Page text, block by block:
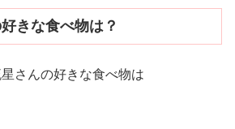
きな食べ物は？
さんの好きな食べ物は